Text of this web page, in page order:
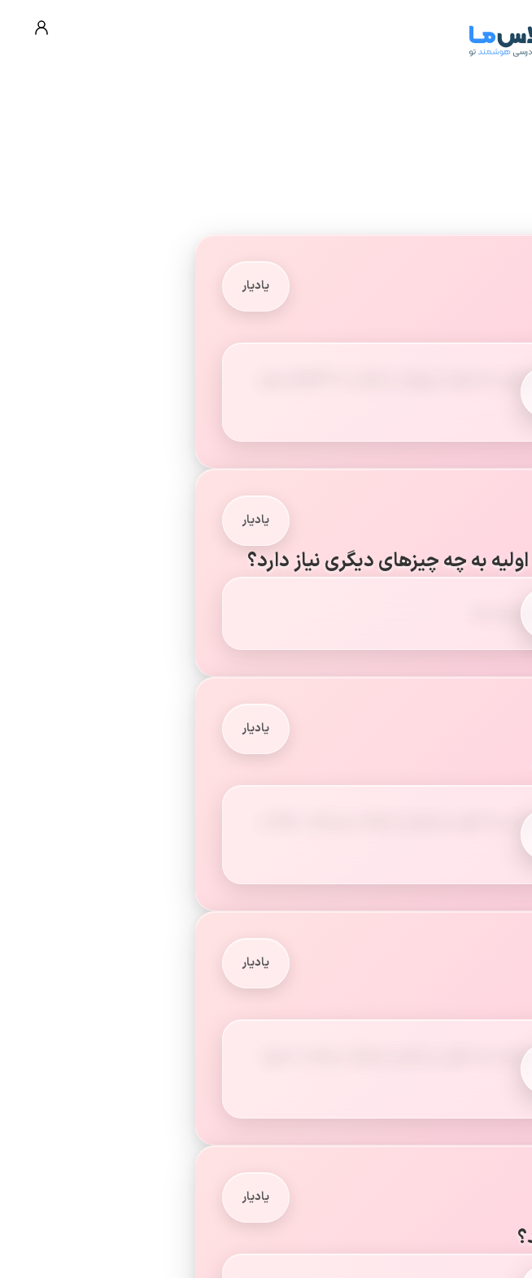
یادیار
به وجود می‌آورند و آنها را به کالاهای مورد
یادیار
اولیه به چه چیزهای دیگری نیاز دارد؟
دارد.
یادیار
و به طور مستقیم استفاده نمی‌کنند، بلکه از
یادیار
و به طور مستقیم مصرف می‌کنند یا مورد
یادیار